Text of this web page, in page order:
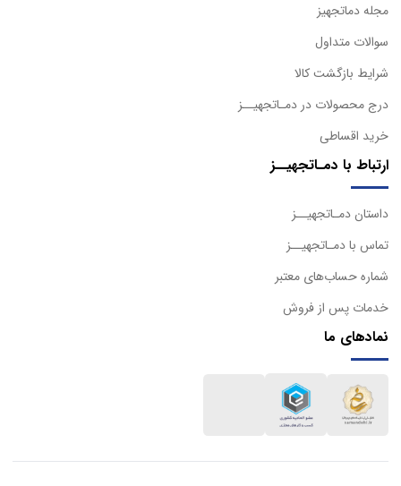
مجله دماتجهیز
سوالات متداول
شرایط بازگشت کالا
درج محصولات در دمـاتجهیــز
خرید اقساطی
ارتباط با دمـاتجهیــز
داستان دمـاتجهیــز
تماس با دمـاتجهیــز
شماره حساب‌های معتبر
خدمات پس از فروش
نمادهای ما